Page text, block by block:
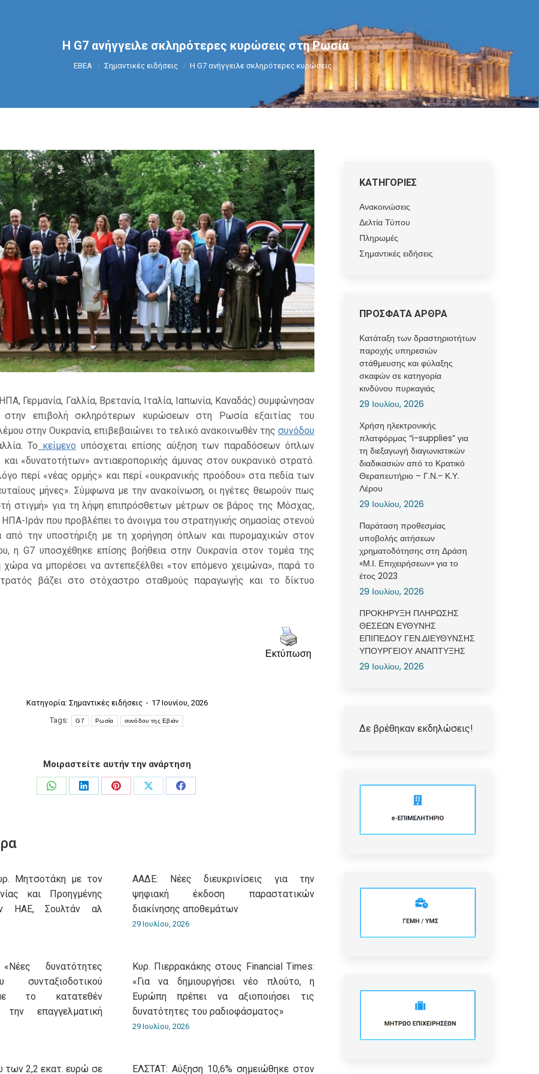
Η G7 ανήγγειλε σκληρότερες κυρώσεις στη Ρωσία
You are here:
ΕΒΕΑ Σημαντικές ειδήσεις Η G7 ανήγγειλε σκληρότερες κυρώσεις…
Γερμανία, Γαλλία, Βρετανία, Ιταλία, Ιαπωνία, Καναδάς) συμφώνησαν
επιβολή σκληρότερων κυρώσεων στη Ρωσία εξαιτίας του
στην Ουκρανία, επιβεβαιώνει το τελικό ανακοινωθέν της συνόδου
Το κείμενο υπόσχεται επίσης αύξηση των παραδόσεων όπλων
«δυνατοτήτων» αντιαεροπορικής άμυνας στον ουκρανικό στρατό.
περί «νέας ορμής» και περί «ουκρανικής προόδου» στα πεδία των
μήνες». Σύμφωνα με την ανακοίνωση, οι ηγέτες θεωρούν πως
στιγμή» για τη λήψη επιπρόσθετων μέτρων σε βάρος της Μόσχας,
Ιράν που προβλέπει το άνοιγμα του στρατηγικής σημασίας στενού
από την υποστήριξη με τη χορήγηση όπλων και πυρομαχικών στον
η G7 υποσχέθηκε επίσης βοήθεια στην Ουκρανία στον τομέα της
χώρα να μπορέσει να αντεπεξέλθει «τον επόμενο χειμώνα», παρά το
βάζει στο στόχαστρο σταθμούς παραγωγής και το δίκτυο
Εκτύπωση
Κατηγορία: Σημαντικές ειδήσεις
17 Ιουνίου, 2026
Tags:
G7 Ρωσία συνόδου της Εβιάν
Μοιραστείτε αυτήν την ανάρτηση
Share
Share
Share
Share
Share
Μητσοτάκη με τον
και Προηγμένης
ΗΑΕ, Σουλτάν αλ
ΑΑΔΕ: Νέες διευκρινίσεις για την
ψηφιακή έκδοση παραστατικών
διακίνησης αποθεμάτων
29 Ιουλίου, 2026
δυνατότητες
συνταξιοδοτικού
το κατατεθέν
επαγγελματική
Κυρ. Πιερρακάκης στους Financial Times:
«Για να δημιουργήσει νέο πλούτο, η
Ευρώπη πρέπει να αξιοποιήσει τις
δυνατότητες του ραδιοφάσματος»
29 Ιουλίου, 2026
των 2,2 εκατ. ευρώ σε ΕΛΣΤΑΤ: Αύξηση 10,6% σημειώθηκε στον
ΚΑΤΗΓΟΡΙΕΣ
Ανακοινώσεις
Δελτία Τύπου
Πληρωμές
Σημαντικές ειδήσεις
ΠΡΟΣΦΑΤΑ ΑΡΘΡΑ
Κατάταξη των δραστηριοτήτων
παροχής υπηρεσιών
στάθμευσης και φύλαξης
σκαφών σε κατηγορία
κινδύνου πυρκαγιάς
29 Ιουλίου, 2026
Χρήση ηλεκτρονικής
πλατφόρμας “i-supplies” για
τη διεξαγωγή διαγωνιστικών
διαδικασιών από το Κρατικό
Θεραπευτήριο – Γ.Ν.- Κ.Υ.
Λέρου
29 Ιουλίου, 2026
Παράταση προθεσμίας
υποβολής αιτήσεων
χρηματοδότησης στη Δράση
«Μ.Ι. Επιχειρήσεων» για το
έτος 2023
29 Ιουλίου, 2026
ΠΡΟΚΗΡΥΞΗ ΠΛΗΡΩΣΗΣ
ΘΕΣΕΩΝ ΕΥΘΥΝΗΣ
ΕΠΙΠΕΔΟΥ ΓΕΝ.ΔΙΕΥΘΥΝΣΗΣ
ΥΠΟΥΡΓΕΙΟΥ ΑΝΑΠΤΥΞΗΣ
29 Ιουλίου, 2026
Δε βρέθηκαν εκδηλώσεις!